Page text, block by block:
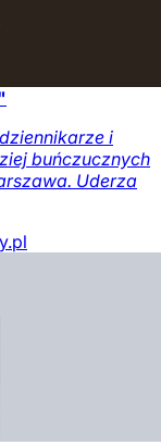
i
buńczucznych
Uderza